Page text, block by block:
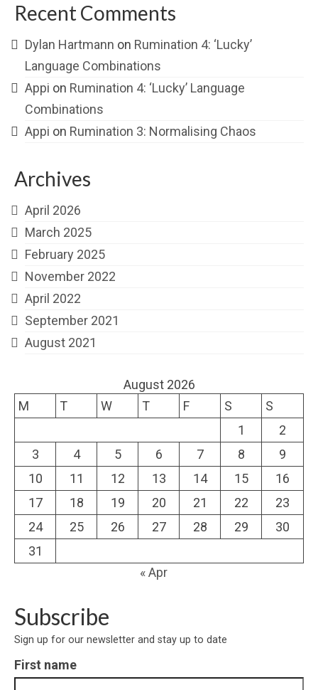
Recent Comments
Dylan Hartmann on Rumination 4: ‘Lucky’
Language Combinations
Appi on Rumination 4: ‘Lucky’ Language
Combinations
Appi on Rumination 3: Normalising Chaos
Archives
April 2026
March 2025
February 2025
November 2022
April 2022
September 2021
August 2021
August 2026
M
T W T F S
S
1
2
3
4 5 6 7 8
9
10
11 12 13 14 15
16
17
18 19 20 21 22
23
24
25 26 27 28 29
30
31
« Apr
Subscribe
Sign up for our newsletter and stay up to date
First name